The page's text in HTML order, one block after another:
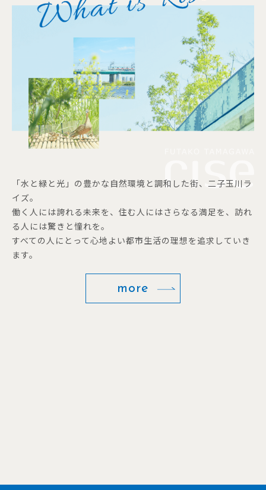
「水と緑と光」の豊かな自然環境と調和した街、二子玉川ラ
イズ。
働く人には誇れる未来を、住む人にはさらなる満足を、訪れ
る人には驚きと憧れを。
すべての人にとって心地よい都市生活の理想を追求していき
ます。
more